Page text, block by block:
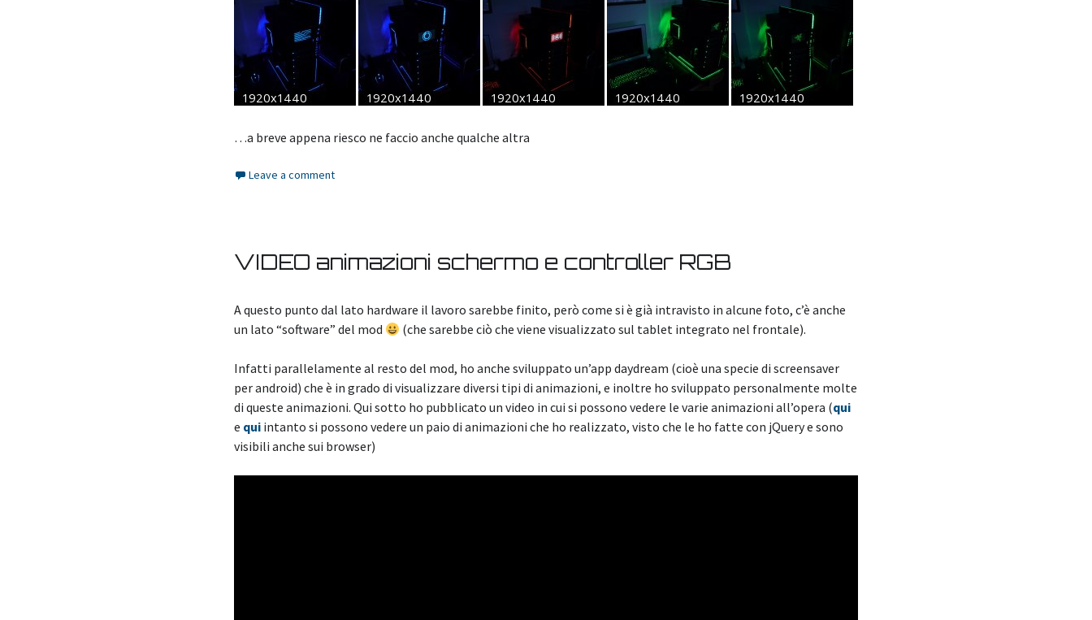
…a breve appena riesco ne faccio anche qualche altra
Leave a comment
VIDEO animazioni schermo e controller RGB
A questo punto dal lato hardware il lavoro sarebbe finito, però come si è già intravisto in alcune foto, c’è anche
un lato “software” del mod
(che sarebbe ciò che viene visualizzato sul tablet integrato nel frontale).
Infatti parallelamente al resto del mod, ho anche sviluppato un’app daydream (cioè una specie di screensaver
per android) che è in grado di visualizzare diversi tipi di animazioni, e inoltre ho sviluppato personalmente molte
di queste animazioni. Qui sotto ho pubblicato un video in cui si possono vedere le varie animazioni all’opera (qui
e qui intanto si possono vedere un paio di animazioni che ho realizzato, visto che le ho fatte con jQuery e sono
visibili anche sui browser)